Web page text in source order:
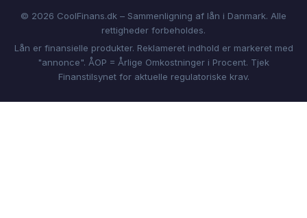
© 2026 CoolFinans.dk – Sammenligning af lån i Danmark. Alle
rettigheder forbeholdes.
Lån er finansielle produkter. Reklameret indhold er markeret med
"annonce". ÅOP = Årlige Omkostninger i Procent. Tjek
Finanstilsynet for aktuelle regulatoriske krav.